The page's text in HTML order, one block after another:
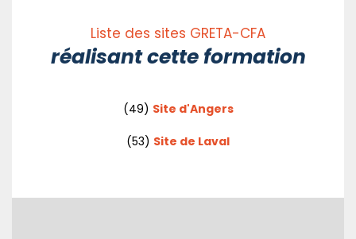
Liste des sites GRETA-CFA
réalisant cette formation
(49) Site d'Angers
(53) Site de Laval